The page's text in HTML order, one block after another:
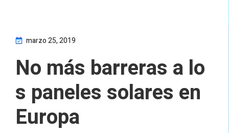
marzo 25, 2019
No más barreras a lo
s paneles solares en
Europa